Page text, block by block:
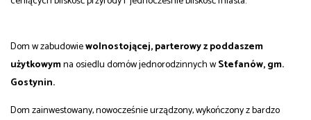
Dom w zabudowiewolnostojącej, parterowy z poddaszem
użytkowymna osiedlu domów jednorodzinnych wStefanów, gm.
Gostynin.
Dom zainwestowany, nowocześnie urządzony, wykończony z bardzo